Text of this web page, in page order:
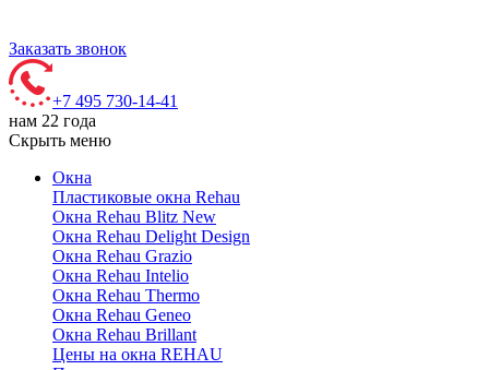
Заказать звонок
+7 495 730-14-41
нам 22 года
Скрыть меню
Окна
Пластиковые окна Rehau
Окна Rehau Blitz New
Окна Rehau Delight Design
Окна Rehau Grazio
Окна Rehau Intelio
Окна Rehau Thermo
Окна Rehau Geneo
Окна Rehau Brillant
Цены на окна REHAU